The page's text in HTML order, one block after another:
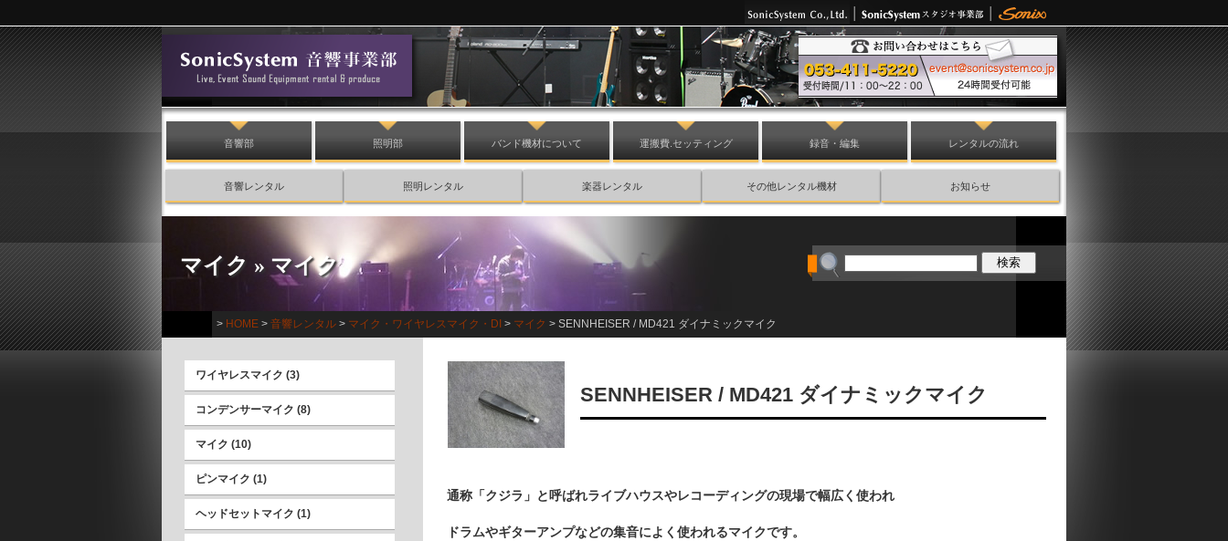
音響部 照明部 バンド機材について 運搬費.セッティング 録音・編集 レンタルの流れ
音響レンタル 照明レンタル 楽器レンタル その他レンタル機材 お知らせ
マイク » マイク
> HOME > 音響レンタル > マイク・ワイヤレスマイク・DI > マイク > SENNHEISER / MD421 ダイナミックマイク
ワイヤレスマイク (3)
コンデンサーマイク (8)
マイク (10)
ピンマイク (1)
ヘッドセットマイク (1)
SENNHEISER / MD421 ダイナミックマイク
通称「クジラ」と呼ばれライブハウスやレコーディングの現場で幅広く使われ
ドラムやギターアンプなどの集音によく使われるマイクです。